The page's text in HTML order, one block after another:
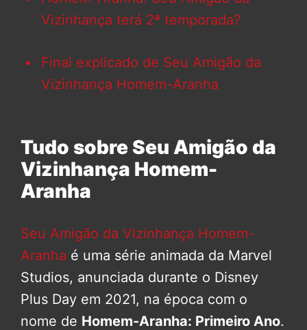
Vizinhança terá 2ª temporada?
Final explicado de Seu Amigão da
Vizinhança Homem-Aranha
Tudo sobre Seu Amigão da
Vizinhança Homem-
Aranha
Seu Amigão da Vizinhança Homem-
Aranha é uma série animada da Marvel
Studios, anunciada durante o Disney
Plus Day em 2021, na época com o
nome de Homem-Aranha: Primeiro Ano.